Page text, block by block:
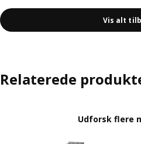
Vis alt
Relaterede
Udforsk flere